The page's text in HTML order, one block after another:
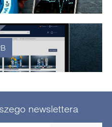
newslettera